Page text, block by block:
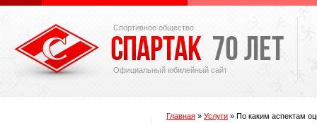
Спортивное общество
Официальный юбилейный сайт
Главная » Услуги » По каким аспектам